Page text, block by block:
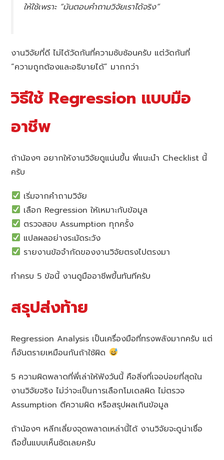
ให้ใช้เพราะ “มันตอบคำถามวิจัยเราได้จริง”
งานวิจัยที่ดี ไม่ได้วัดกันที่ความซับซ้อนครับ แต่วัดกันที่
“ความถูกต้องและอธิบายได้” มากกว่า
วิธีใช้ Regression แบบมือ
อาชีพ
ถ้าน้องๆ อยากให้งานวิจัยดูแน่นขึ้น พี่แนะนำ Checklist นี้
ครับ
เริ่มจากคำถามวิจัย
เลือก Regression ให้เหมาะกับข้อมูล
ตรวจสอบ Assumption ทุกครั้ง
แปลผลอย่างระมัดระวัง
รายงานข้อจำกัดของงานวิจัยตรงไปตรงมา
ทำครบ 5 ข้อนี้ งานดูมืออาชีพขึ้นทันทีครับ
สรุปส่งท้าย
Regression Analysis เป็นเครื่องมือที่ทรงพลังมากครับ แต่
ก็อันตรายเหมือนกันถ้าใช้ผิด
5 ความผิดพลาดที่พี่เล่าให้ฟังวันนี้ คือสิ่งที่เจอบ่อยที่สุดใน
งานวิจัยจริง ไม่ว่าจะเป็นการเลือกโมเดลผิด ไม่ตรวจ
Assumption ตีความผิด หรือสรุปผลเกินข้อมูล
ถ้าน้องๆ หลีกเลี่ยงจุดพลาดเหล่านี้ได้ งานวิจัยจะดูน่าเชื่อ
ถือขึ้นแบบเห็นชัดเลยครับ